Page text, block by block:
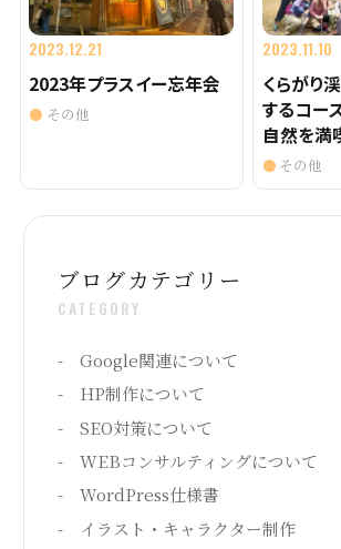
2023.12.21
2023年プラスイー忘年会
その他
2023.11.10
くらがり
するコー
自然を満
その他
ブログカテゴリー
CATEGORY
Google関連について
HP制作について
SEO対策について
WEBコンサルティングについて
WordPress仕様書
イラスト・キャラクター制作